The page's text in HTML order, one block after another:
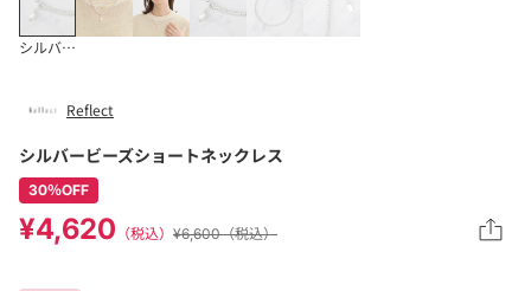
シルバー(006)
Reflect
シルバービーズショートネックレス
30％OFF
¥4,620 （税込） ¥6,600（税込）